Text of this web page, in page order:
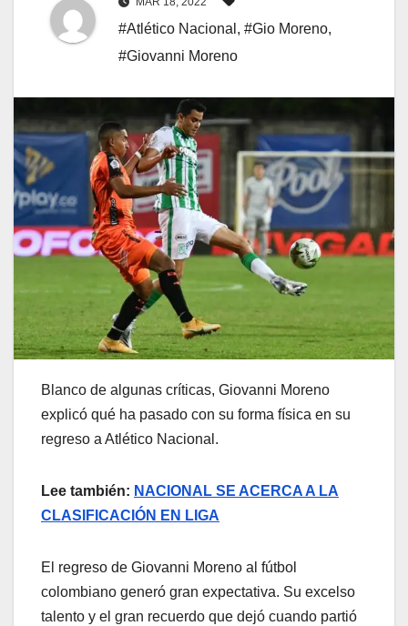
#Atlético Nacional , #Gio Moreno,
#Giovanni Moreno
Blanco de algunas críticas, Giovanni Moreno
explicó qué ha pasado con su forma física en su
regreso a Atlético Nacional.
Lee también: NACIONAL SE ACERCA A LA
CLASIFICACIÓN EN LIGA
El regreso de Giovanni Moreno al fútbol
colombiano generó gran expectativa. Su excelso
talento y el gran recuerdo que dejó cuando partió